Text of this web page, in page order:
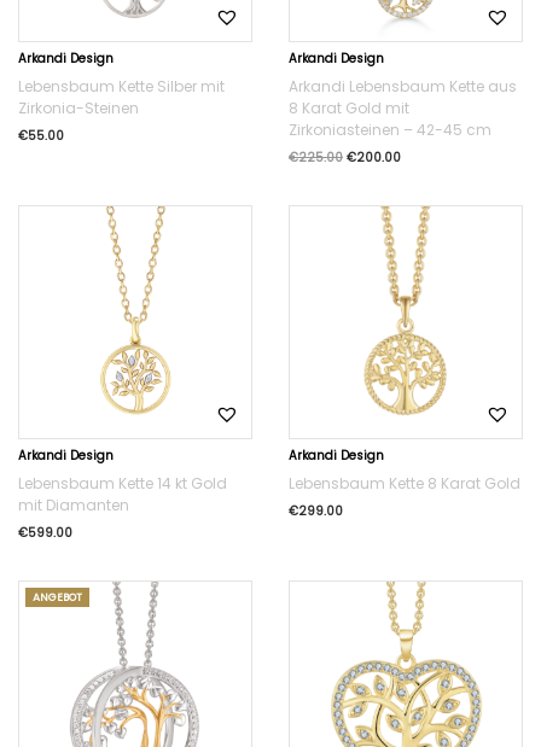
Arkandi Design
Lebensbaum Kette Silber mit
Zirkonia-Steinen
€55.00
Arkandi Design
Arkandi Lebensbaum Kette aus
8 Karat Gold mit
Zirkoniasteinen – 42-45 cm
€225.00 €200.00
Arkandi Design
Lebensbaum Kette 14 kt Gold
mit Diamanten
€599.00
Arkandi Design
Lebensbaum Kette 8 Karat Gold
€299.00
ANGEBOT